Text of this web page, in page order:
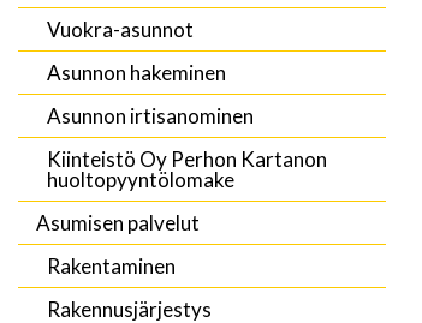
Vuokra-asunnot
Asunnon hakeminen
Asunnon irtisanominen
Kiinteistö Oy Perhon Kartanon
huoltopyyntölomake
Asumisen palvelut
Rakentaminen
Rakennusjärjestys